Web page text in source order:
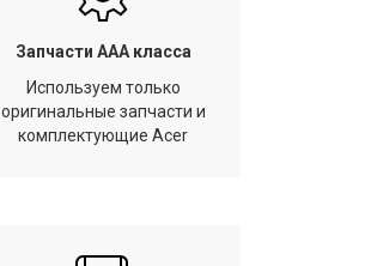
Запчасти AAA класса
Используем только
оригинальные запчасти и
комплектующие Acer